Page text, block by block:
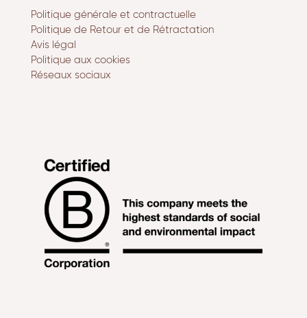
Politique générale et contractuelle
Politique de Retour et de Rétractation
Avis légal
Politique aux cookies
Réseaux sociaux